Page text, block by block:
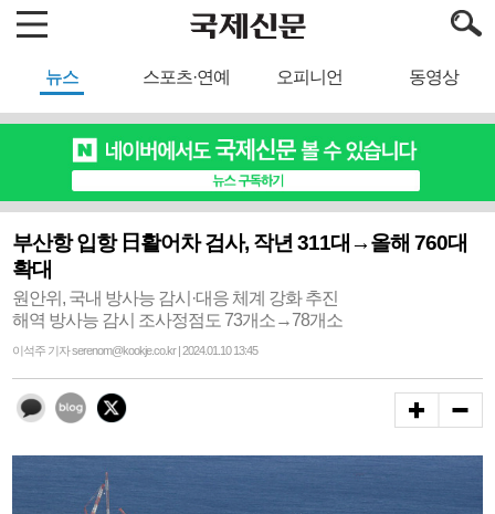
뉴스 스포츠·연예 오피니언 동영상
부산항 입항 日활어차 검사, 작년 311대→올해 760대
확대
원안위, 국내 방사능 감시·대응 체계 강화 추진
해역 방사능 감시 조사정점도 73개소→78개소
이석주 기자 serenom@kookje.co.kr | 2024.01.10 13:45